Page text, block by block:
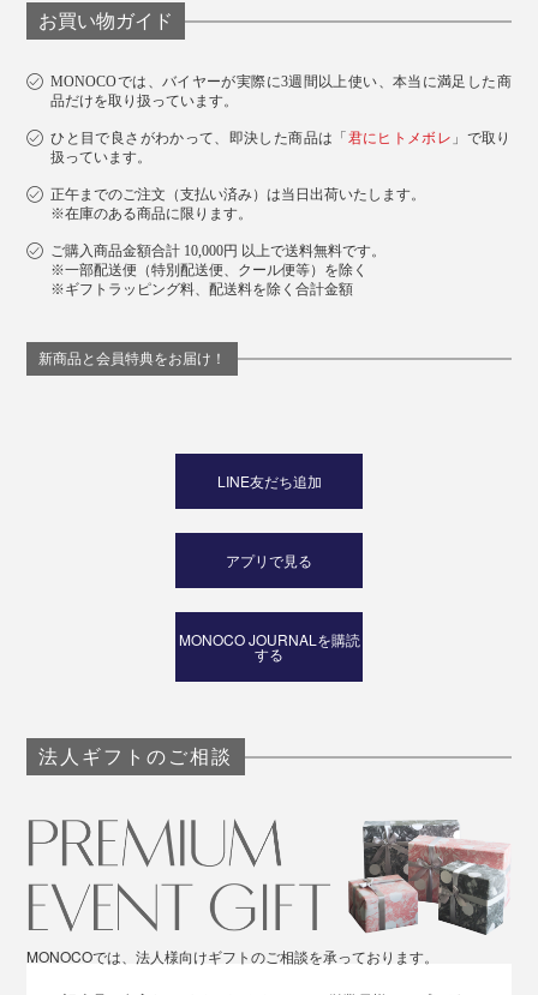
お買い物ガイド
MONOCOでは、バイヤーが実際に3週間以上使い、本当に満足した商
品だけを取り扱っています。
ひと目で良さがわかって、即決した商品は「 君にヒトメボレ 」で取り
扱っています。
正午までのご注文（支払い済み）は当日出荷いたします。
※在庫のある商品に限ります。
ご購入商品金額合計 10,000円 以上で送料無料です。
※一部配送便（特別配送便、クール便等）を除く
※ギフトラッピング料、配送料を除く合計金額
新商品と会員特典をお届け！
LINE友だち追加
アプリで見る
MONOCO JOURNALを購読
する
法人ギフトのご相談
MONOCOでは、法人様向けギフトのご相談を承っております。